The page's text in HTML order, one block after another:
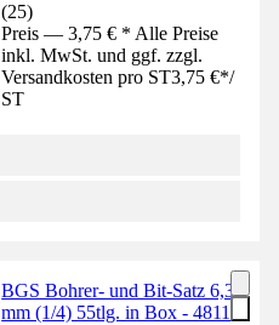
(25)
Preis — 3,75 € * Alle Preise
inkl. MwSt. und ggf. zzgl.
Versandkosten pro ST3,75 €*/
ST
BGS Bohrer- und Bit-Satz 6,3
mm (1/4) 55tlg. in Box - 4811